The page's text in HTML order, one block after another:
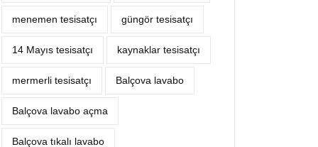
menemen tesisatçı güngör tesisatçı
14 Mayıs tesisatçı kaynaklar tesisatçı
mermerli tesisatçı Balçova lavabo
Balçova lavabo açma
Balçova tıkalı lavabo